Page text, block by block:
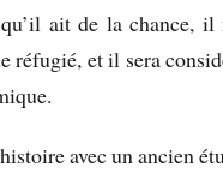
il ait de la chance, il
réfugié, et il sera
avec un ancien